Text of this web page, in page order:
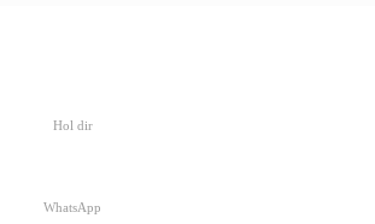
Hol dir
WhatsApp